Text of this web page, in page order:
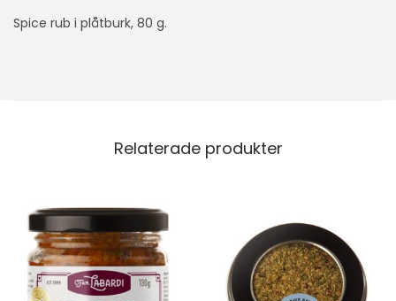
Spice rub i plåtburk, 80 g.
Relaterade produkter